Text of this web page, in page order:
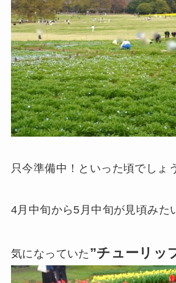
只今準備中！といった頃でしょ
4月中旬から5月中旬が見頃みた
気になっていた ”チューリッ